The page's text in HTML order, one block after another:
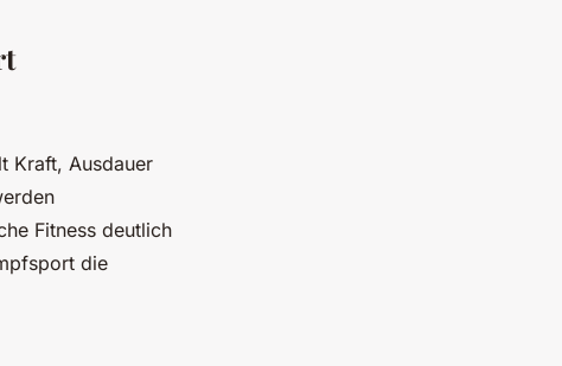
Kraft, Ausdauer
Fitness deutlich
die